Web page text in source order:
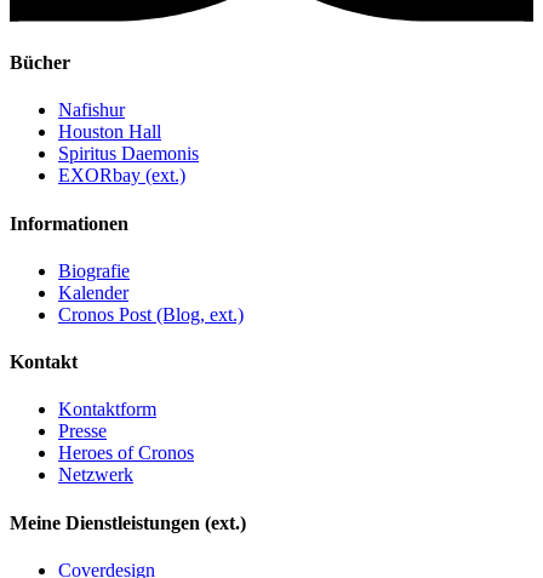
Bücher
Nafishur
Houston Hall
Spiritus Daemonis
EXORbay (ext.)
Informationen
Biografie
Kalender
Cronos Post (Blog, ext.)
Kontakt
Kontaktform
Presse
Heroes of Cronos
Netzwerk
Meine Dienstleistungen (ext.)
Coverdesign